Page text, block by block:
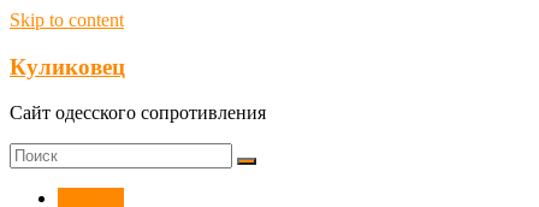
Skip to content
Куликовец
Сайт одесского сопротивления